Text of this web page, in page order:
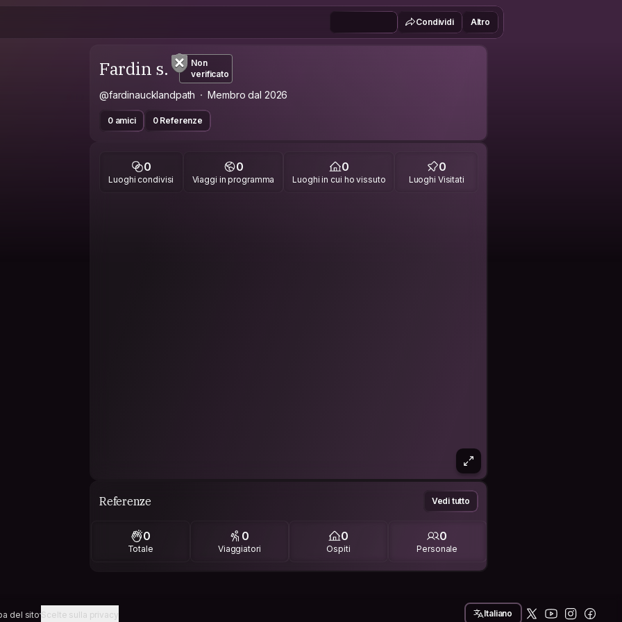
Condividi Altro
Fardin s.
Non
verificato
@fardinaucklandpath Membro dal 2026
0 amici 0 Referenze
0
Luoghi condivisi
0
Viaggi in programma
0
Luoghi in cui ho vissuto
0
Luoghi Visitati
Referenze Vedi tutto
0
Totale
0
Viaggiatori
0
Ospiti
0
Personale
del sitoScelte sulla privacy Italiano